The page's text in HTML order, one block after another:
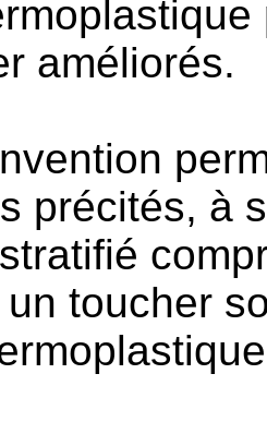
améliorés.
précités, à
toucher